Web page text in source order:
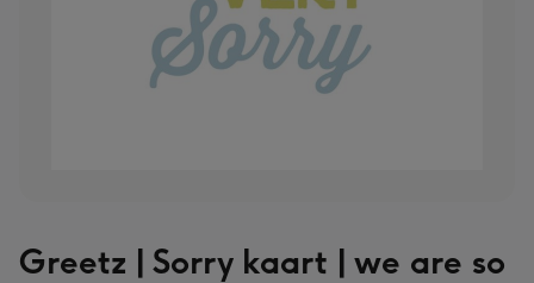
Greetz | Sorry kaart | we are so